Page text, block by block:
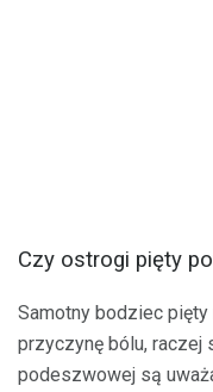
Czy ostrogi pięty
Samotny bodziec pięty
przyczynę bólu, raczej
podeszwowej są